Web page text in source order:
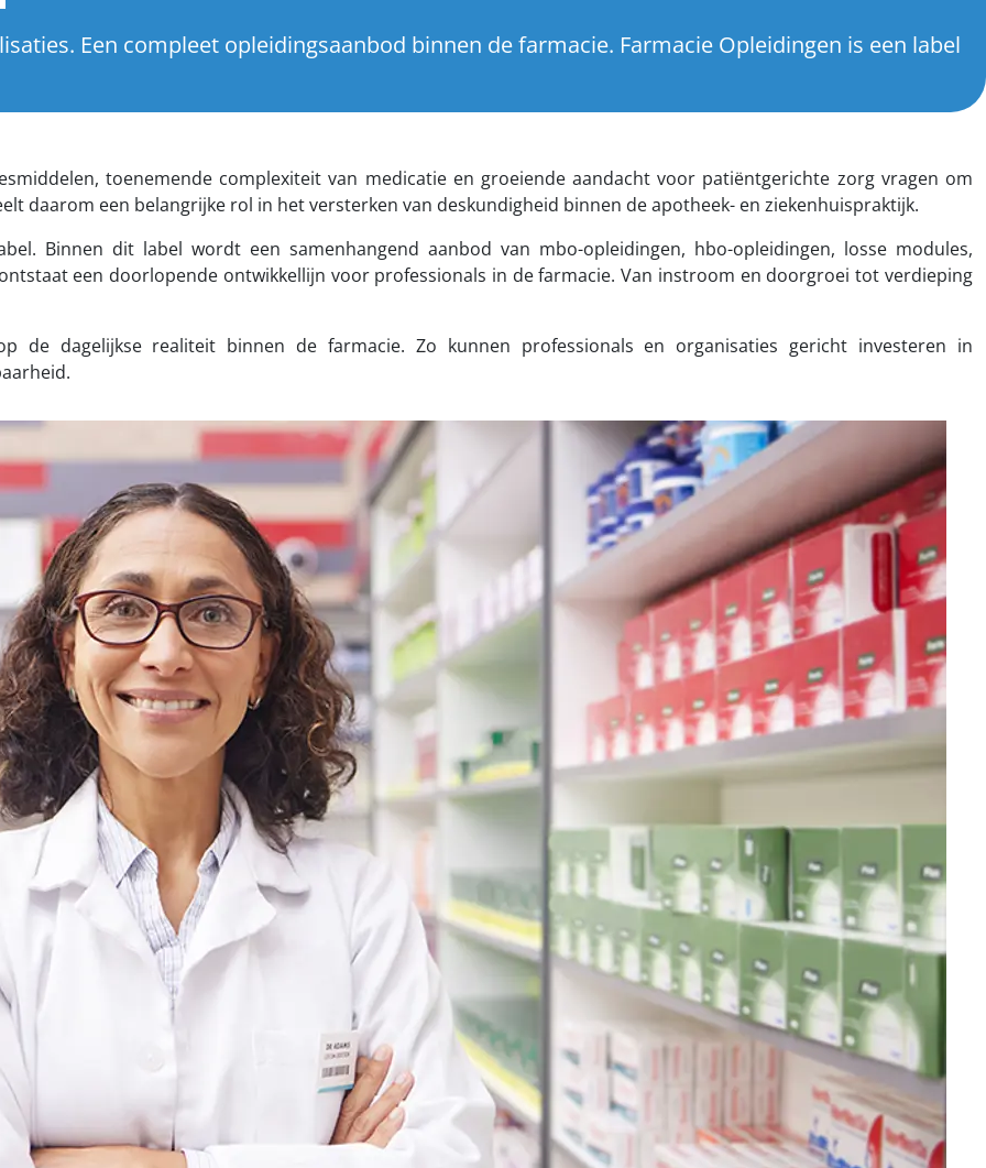
Een compleet opleidingsaanbod binnen de farmacie. Farmacie Opleidingen is een label
toenemende complexiteit van medicatie en groeiende aandacht voor patiëntgerichte zorg vragen om
daarom een belangrijke rol in het versterken van deskundigheid binnen de apotheek- en ziekenhuispraktijk.
Binnen dit label wordt een samenhangend aanbod van mbo-opleidingen, hbo-opleidingen, losse modules,
een doorlopende ontwikkellijn voor professionals in de farmacie. Van instroom en doorgroei tot verdieping
de dagelijkse realiteit binnen de farmacie. Zo kunnen professionals en organisaties gericht investeren in